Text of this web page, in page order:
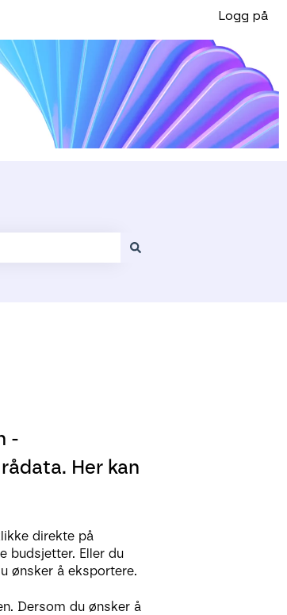
Logg på
-
Her kan
direkte på
budsjetter. Eller du
ønsker å eksportere.
Dersom du ønsker å